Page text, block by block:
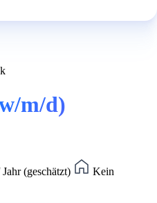
m/d)
(geschätzt)
Kein